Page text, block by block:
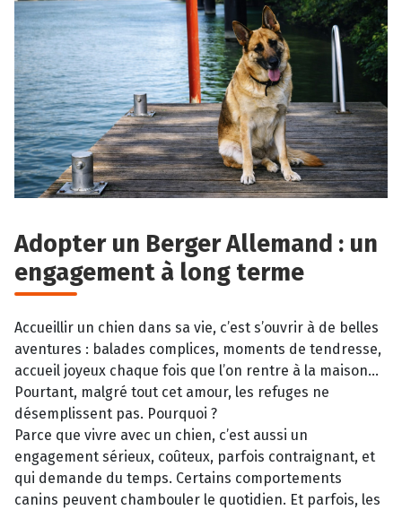
Adopter un Berger Allemand : un
engagement à long terme
Accueillir un chien dans sa vie, c’est s’ouvrir à de belles
aventures : balades complices, moments de tendresse,
accueil joyeux chaque fois que l’on rentre à la maison…
Pourtant, malgré tout cet amour, les refuges ne
désemplissent pas. Pourquoi ?
Parce que vivre avec un chien, c’est aussi un
engagement sérieux, coûteux, parfois contraignant, et
qui demande du temps. Certains comportements
canins peuvent chambouler le quotidien. Et parfois, les